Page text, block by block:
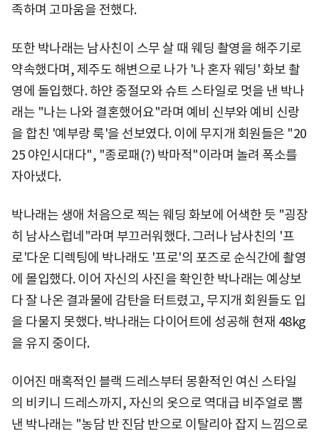
족하며 고마움을 전했다.
또한 박나래는 남사친이 스무 살 때 웨딩 촬영을 해주기로
약속했다며, 제주도 해변으로 나가 '나 혼자 웨딩' 화보 촬
영에 돌입했다. 하얀 중절모와 슈트 스타일로 멋을 낸 박나
래는 "나는 나와 결혼했어요"라며 예비 신부와 예비 신랑
을 합친 '예부랑 룩'을 선보였다. 이에 무지개 회원들은 "20
25 야인시대다", "종로패(?) 박마적"이라며 놀려 폭소를
자아냈다.
박나래는 생애 처음으로 찍는 웨딩 화보에 어색한 듯 "굉장
히 남사스럽네"라며 부끄러워했다. 그러나 남사친의 '프
로'다운 디렉팅에 박나래도 '프로'의 포즈로 순식간에 촬영
에 몰입했다. 이어 자신의 사진을 확인한 박나래는 예상보
다 잘 나온 결과물에 감탄을 터트렸고, 무지개 회원들도 입
을 다물지 못했다. 박나래는 다이어트에 성공해 현재 48kg
을 유지 중이다.
이어진 매혹적인 블랙 드레스부터 몽환적인 여신 스타일
의 비키니 드레스까지, 자신의 옷으로 역대급 비주얼로 뽐
낸 박나래는 "농담 반 진담 반으로 이탈리아 잡지 느낌으로